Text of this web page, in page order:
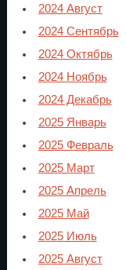
2024 Август
2024 Сентябрь
2024 Октябрь
2024 Ноябрь
2024 Декабрь
2025 Январь
2025 Февраль
2025 Март
2025 Апрель
2025 Май
2025 Июль
2025 Август